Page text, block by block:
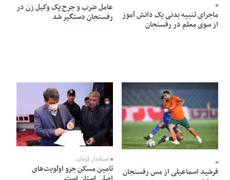
ماجرای تنبیه بدنی یک دانش آموز
از سوی معلم در رفسنجان
عامل ضرب و جرح یک وکیل زن در
رفسنجان دستگیر شد
27 Dey 1403 - 08:07
فرشید اسماعیلی از مس رفسنجان
26 Dey 1403 - 16:53
استاندار کرمان:
تامین مسکن جزو اولویت‌های